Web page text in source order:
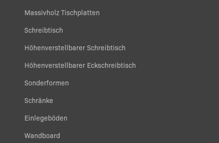
Massivholz Tischplatten
Schreibtisch
Höhenverstellbarer Schreibtisch
Höhenverstellbarer Eckschreibtisch
Sonderformen
Schränke
Einlegeböden
Wandboard